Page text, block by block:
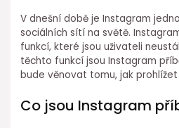
V dnešní době je Instagram
sociálních sítí na světě.
funkcí, které jsou uživateli
těchto funkcí jsou Instagram
bude věnovat tomu, jak
Co jsou Instagram